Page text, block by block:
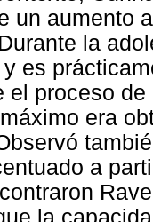
un aumento
la
es
el proceso
era
a
la